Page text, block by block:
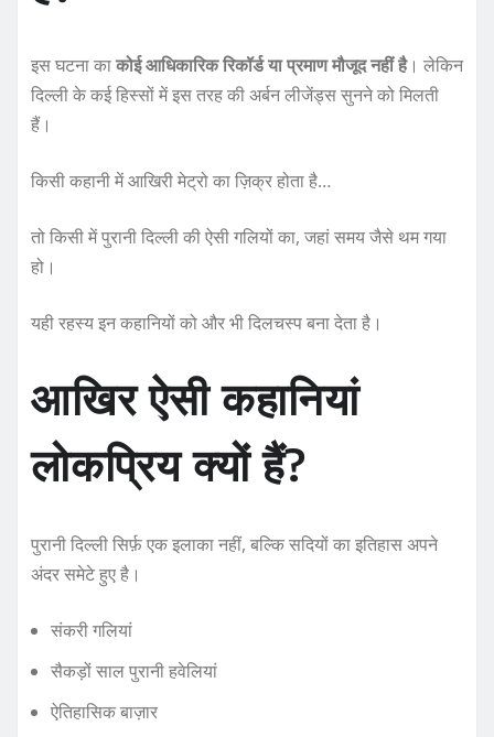
इस घटना काकोई आधिकारिक रिकॉर्ड या प्रमाण मौजूद नहीं है। लेकिन
दिल्ली के कई हिस्सों में इस तरह की अर्बन लीजेंड्स सुनने को मिलती
हैं।
किसी कहानी में आखिरी मेट्रो का ज़िक्र होता है…
तो किसी में पुरानी दिल्ली की ऐसी गलियों का, जहां समय जैसे थम गया
हो।
यही रहस्य इन कहानियों को और भी दिलचस्प बना देता है।
आखिर ऐसी कहानियां
लोकप्रिय क्यों हैं?
पुरानी दिल्ली सिर्फ़ एक इलाका नहीं, बल्कि सदियों का इतिहास अपने
अंदर समेटे हुए है।
संकरी गलियां
सैकड़ों साल पुरानी हवेलियां
ऐतिहासिक बाज़ार